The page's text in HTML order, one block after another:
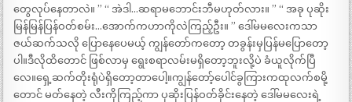
တွေလုပ်နေတာလဲ။ ” “ အဲဒါ…ဆရာမဘောင်းဘီမဟုတ်လား။ ” “ အခု ပုဆိုး
မြန်မြန်ပြန်ဝတ်စမ်း…အောက်ကဟာကိုလဲကြည့်ဦး။ ” ဒေါ်မမလေးကသာ
ဇယ်ဆက်သလို ပြောနေပေမယ့် ကျွန်တော်ကတော့ တခွန်းမှပြန်မပြောတော့
ပါ။ဒီလိုထိတောင် ဖြစ်လာမှ ရွေးစရာလမ်းမရှိတော့ဘူးလို့ပဲ ခံယူလိုက်ပြီ
လေ။ရှေ့ဆက်တိုးရုံပဲရှိတော့တာပေါ့။ကျွန်တော့်ပေါင်ခွကြားကထုလက်စမို့
တောင် မတ်နေတဲ့ လီးကိုကြည့်ကာ ပုဆိုးပြန်ဝတ်ခိုင်းနေတဲ့ ဒေါ်မမလေးရဲ့